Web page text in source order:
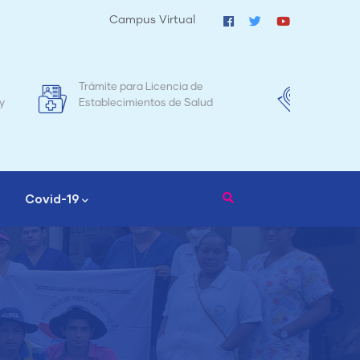
Campus Virtual
Mapa de Mortalidad Materna en
Nicaragua
Covid-19